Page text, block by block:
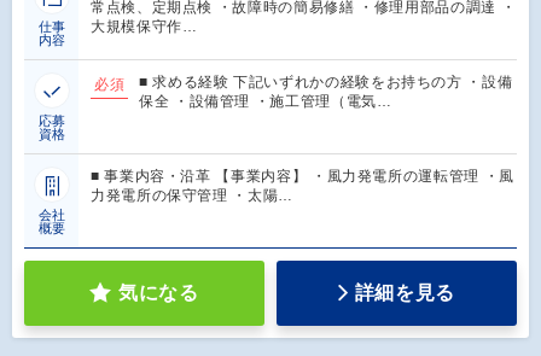
仕事
内容
常点検、定期点検 ・故障時の簡易修繕 ・修理用部品の調達 ・
大規模保守作…
応募
資格
必須
■ 求める経験 下記いずれかの経験をお持ちの方 ・設備
保全 ・設備管理 ・施工管理（電気…
会社
概要
■ 事業内容・沿革 【事業内容】 ・風力発電所の運転管理 ・風
力発電所の保守管理 ・太陽…
気になる 詳細を見る